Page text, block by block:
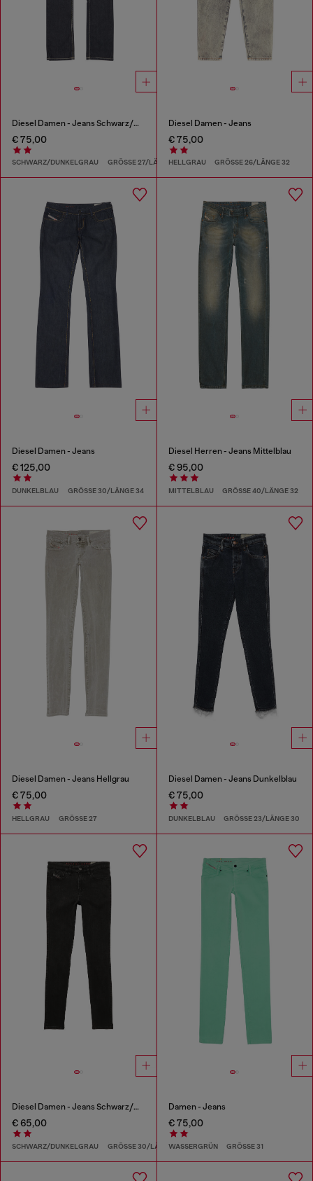
Diesel Damen - Jeans Schwarz/Dunkelgrau
€ 75,00
SCHWARZ/DUNKELGRAU GRÖSSE 27/LÄNGE 32
Diesel Damen - Jeans
€ 75,00
HELLGRAU GRÖSSE 26/LÄNGE 32
Diesel Damen - Jeans
€ 125,00
DUNKELBLAU GRÖSSE 30/LÄNGE 34
Diesel Herren - Jeans Mittelblau
€ 95,00
MITTELBLAU GRÖSSE 40/LÄNGE 32
Diesel Damen - Jeans Hellgrau
€ 75,00
HELLGRAU GRÖSSE 27
Diesel Damen - Jeans Dunkelblau
€ 75,00
DUNKELBLAU GRÖSSE 23/LÄNGE 30
Diesel Damen - Jeans Schwarz/Dunkelgrau
€ 65,00
SCHWARZ/DUNKELGRAU GRÖSSE 30/LÄNGE 30
Damen - Jeans
€ 75,00
WASSERGRÜN GRÖSSE 31